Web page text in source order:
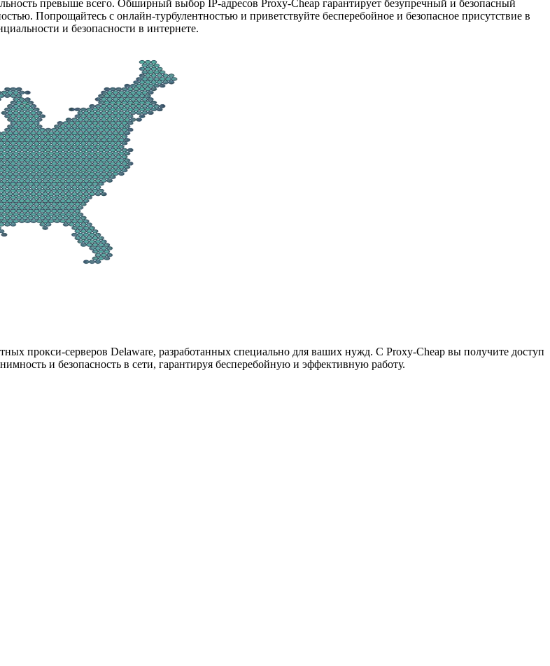
превыше всего. Обширный выбор IP-адресов Proxy-Cheap гарантирует безупречный и безопасный
Попрощайтесь с онлайн-турбулентностью и приветствуйте бесперебойное и безопасное присутствие в
и безопасности в интернете.
прокси-серверов Delaware, разработанных специально для ваших нужд. С Proxy-Cheap вы получите доступ
и безопасность в сети, гарантируя бесперебойную и эффективную работу.